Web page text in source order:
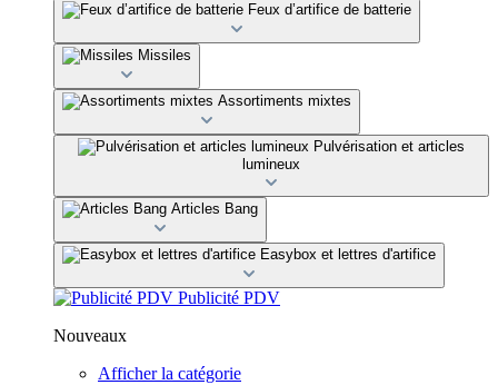
Feux d’artifice de batterie
Missiles
Assortiments mixtes
Pulvérisation et articles
lumineux
Articles Bang
Easybox et lettres d'artifice
Publicité PDV
Nouveaux
Afficher la catégorie